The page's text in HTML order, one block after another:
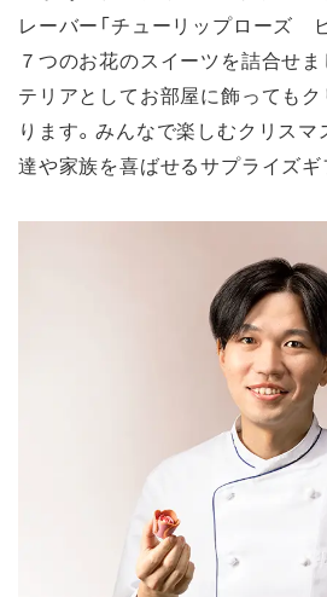
レーバー「チューリップローズ
７つのお花のスイーツを詰合せ
テリアとしてお部屋に飾っても
ります。みんなで楽しむクリスマ
達や家族を喜ばせるサプライズギ